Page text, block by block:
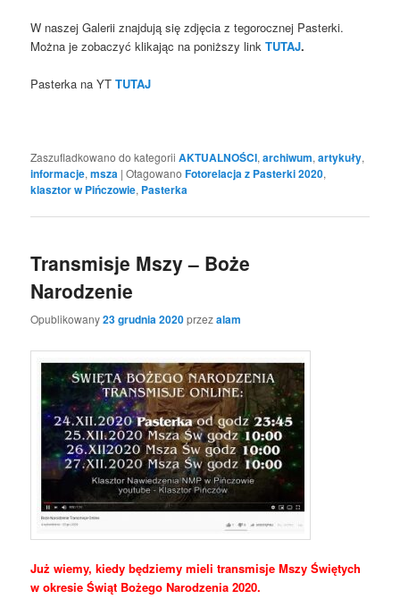
W naszej Galerii znajdują się zdjęcia z tegorocznej Pasterki.
Można je zobaczyć klikając na poniższy linkTUTAJ.
Pasterka na YTTUTAJ
Zaszufladkowano do kategorii AKTUALNOŚCI,archiwum,artykuły,
informacje,msza |Otagowano Fotorelacja z Pasterki 2020,
klasztor w Pińczowie, Pasterka
Transmisje Mszy – Boże
Narodzenie
Opublikowany23 grudnia 2020przezalam
Już wiemy, kiedy będziemy mieli transmisje Mszy Świętych
w okresie Świąt Bożego Narodzenia 2020.